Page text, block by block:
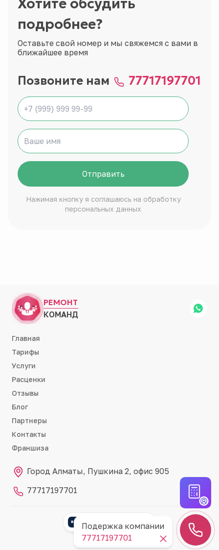
Хотите обсудить
подробнее?
Оставьте свой номер и мы свяжемся с вами в
ближайшее время
Позвоните нам 77717197701
Отправить
Нажимая кнопку я соглашаюсь на обработку
персональных данных
Подержка компании
77717197701
РЕМОНТ
КОМАНД
Главная
Тарифы
Услуги
Расценки
Отзывы
Блог
Партнеры
Контакты
Франшиза
Город Алматы, Пушкина 2, офис 905
77717197701
RC Партнёр RemontCRM